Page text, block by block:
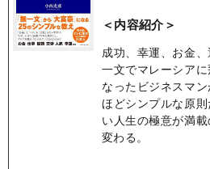
＜内容紹介＞
成功、幸運、お金
一文でマレーシア
なったビジネスマ
ほどシンプルな原
い人生の極意が満
変わる。